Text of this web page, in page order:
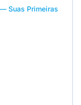
Suas Primeiras